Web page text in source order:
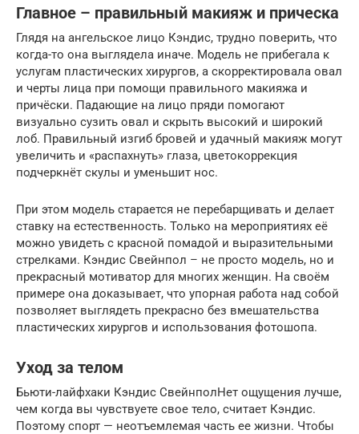
Главное – правильный макияж и прическа
Глядя на ангельское лицо Кэндис, трудно поверить, что
когда-то она выглядела иначе. Модель не прибегала к
услугам пластических хирургов, а скорректировала овал
и черты лица при помощи правильного макияжа и
причёски. Падающие на лицо пряди помогают
визуально сузить овал и скрыть высокий и широкий
лоб. Правильный изгиб бровей и удачный макияж могут
увеличить и «распахнуть» глаза, цветокоррекция
подчеркнёт скулы и уменьшит нос.
При этом модель старается не перебарщивать и делает
ставку на естественность. Только на мероприятиях её
можно увидеть с красной помадой и выразительными
стрелками. Кэндис Свейнпол – не просто модель, но и
прекрасный мотиватор для многих женщин. На своём
примере она доказывает, что упорная работа над собой
позволяет выглядеть прекрасно без вмешательства
пластических хирургов и использования фотошопа.
Уход за телом
Бьюти-лайфхаки Кэндис СвейнполНет ощущения лучше,
чем когда вы чувствуете свое тело, считает Кэндис.
Поэтому спорт — неотъемлемая часть ее жизни. Чтобы